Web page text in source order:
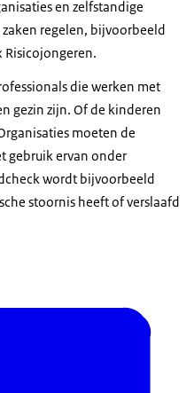
en zelfstandige
regelen, bijvoorbeeld
Risicojongeren.
die werken met
gezin zijn. Of de kinderen
moeten de
gebruik ervan onder
wordt bijvoorbeeld
stoornis heeft of verslaafd